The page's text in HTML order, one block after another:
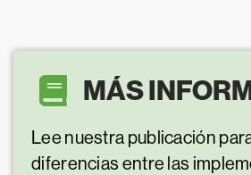
MÁS
Lee nuestra publicación
diferencias entre las